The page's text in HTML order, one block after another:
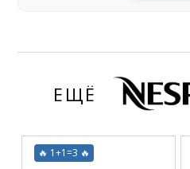
ЕЩЁ
🔥 1+1=3 🔥